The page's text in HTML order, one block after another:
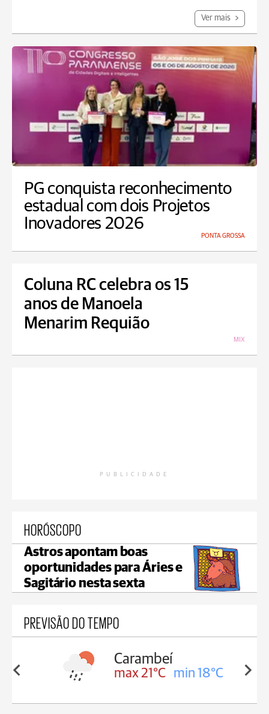
Ver mais
PG conquista reconhecimento
estadual com dois Projetos
Inovadores 2026
PONTA GROSSA
Coluna RC celebra os 15
anos de Manoela
Menarim Requião
MIX
PUBLICIDADE
HORÓSCOPO
Astros apontam boas
oportunidades para Áries e
Sagitário nesta sexta
PREVISÃO DO TEMPO
18°C
Carambeí
max 21°C min 18°C